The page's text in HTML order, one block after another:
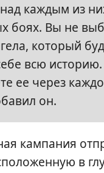
каждым из
боях. Вы не
который
всю
ее через
он.
кампания
в